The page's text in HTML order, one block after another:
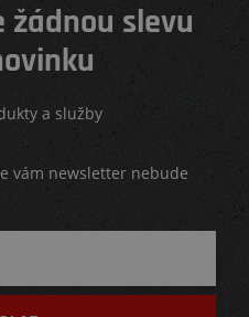
žádnou slevu
a služby
vám newsletter nebude